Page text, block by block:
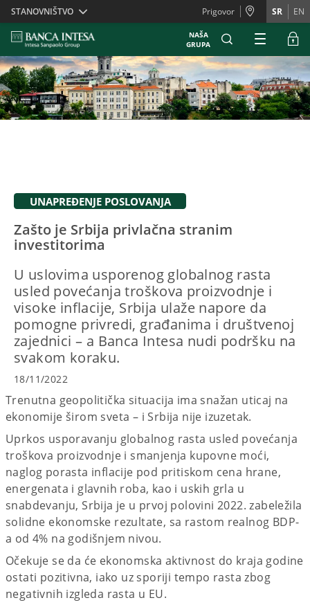
Skiplinks
STANOVNIŠTVO Prigovor SR EN
NAŠA
GRUPA
UNAPREĐENJE POSLOVANJA
Zašto je Srbija privlačna stranim
investitorima
U uslovima usporenog globalnog rasta
usled povećanja troškova proizvodnje i
visoke inflacije, Srbija ulaže napore da
pomogne privredi, građanima i društvenoj
zajednici – a Banca Intesa nudi podršku na
svakom koraku.
18/11/2022
Trenutna geopolitička situacija ima snažan uticaj na
ekonomije širom sveta – i Srbija nije izuzetak.
Uprkos usporavanju globalnog rasta usled povećanja
troškova proizvodnje i smanjenja kupovne moći,
naglog porasta inflacije pod pritiskom cena hrane,
energenata i glavnih roba, kao i uskih grla u
snabdevanju, Srbija je u prvoj polovini 2022. zabeležila
solidne ekonomske rezultate, sa rastom realnog BDP-
a od 4% na godišnjem nivou.
Očekuje se da će ekonomska aktivnost do kraja godine
ostati pozitivna, iako uz sporiji tempo rasta zbog
negativnih izgleda rasta u EU.